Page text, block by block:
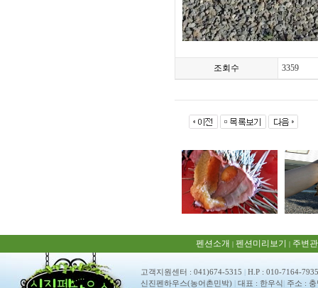
조회수 3359
펜션소개 | 펜션미리보기 | 주변
고객지원센터 : 041)674-5315 | H.P : 010-7164-7935
신진펜하우스(농어촌민박) | 대표 : 한우식| 주소 :